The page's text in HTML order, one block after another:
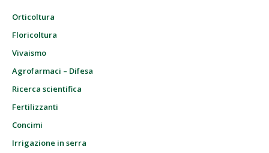
Orticoltura
Floricoltura
Vivaismo
Agrofarmaci – Difesa
Ricerca scientifica
Fertilizzanti
Concimi
Irrigazione in serra